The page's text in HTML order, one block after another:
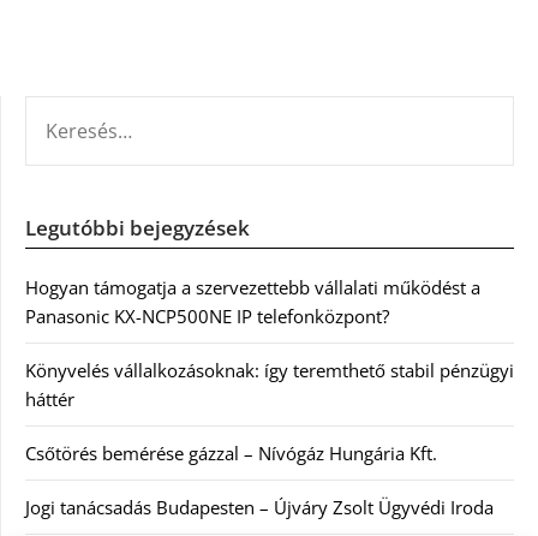
Legutóbbi bejegyzések
Hogyan támogatja a szervezettebb vállalati működést a
Panasonic KX-NCP500NE IP telefonközpont?
Könyvelés vállalkozásoknak: így teremthető stabil pénzügyi
háttér
Csőtörés bemérése gázzal – Nívógáz Hungária Kft.
Jogi tanácsadás Budapesten – Újváry Zsolt Ügyvédi Iroda